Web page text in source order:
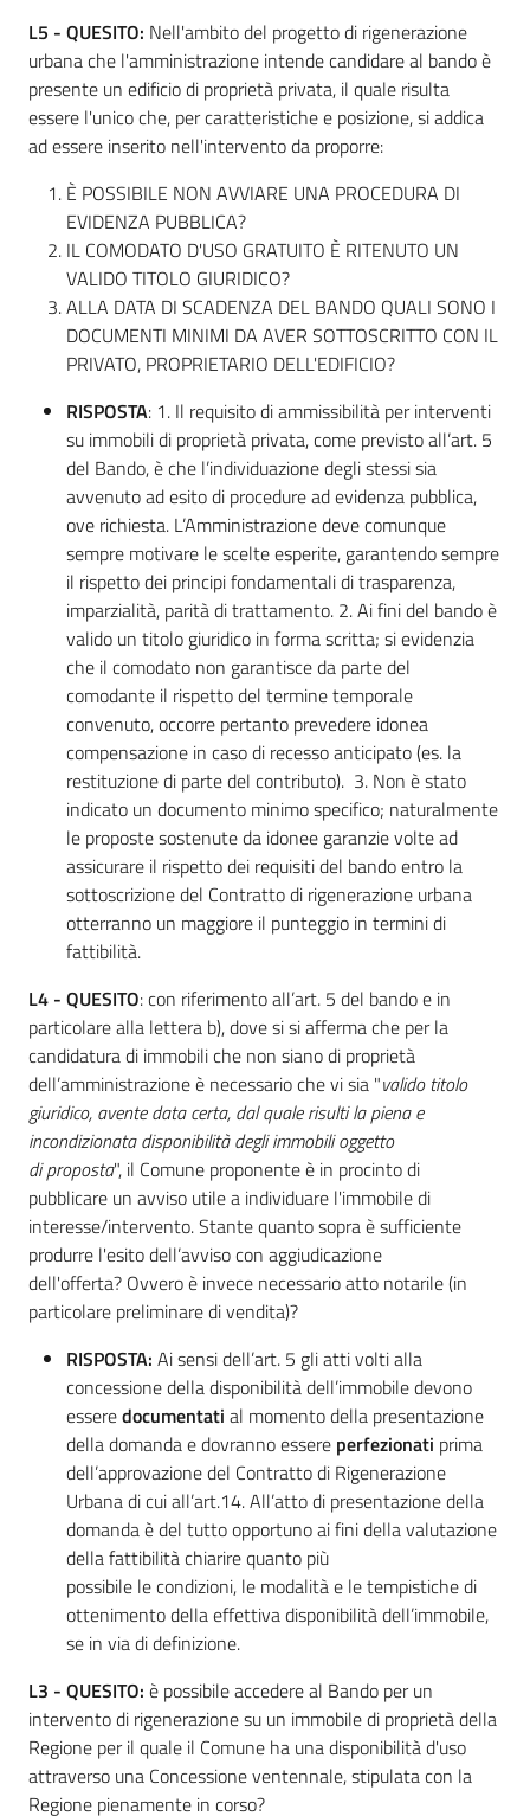
L5 - QUESITO: Nell'ambito del progetto di rigenerazione
urbana che l'amministrazione intende candidare al bando è
presente un edificio di proprietà privata, il quale risulta
essere l'unico che, per caratteristiche e posizione, si addica
ad essere inserito nell'intervento da proporre:
È POSSIBILE NON AVVIARE UNA PROCEDURA DI
EVIDENZA PUBBLICA?
IL COMODATO D'USO GRATUITO È RITENUTO UN
VALIDO TITOLO GIURIDICO?
ALLA DATA DI SCADENZA DEL BANDO QUALI SONO I
DOCUMENTI MINIMI DA AVER SOTTOSCRITTO CON IL
PRIVATO, PROPRIETARIO DELL'EDIFICIO?
RISPOSTA: 1. Il requisito di ammissibilità per interventi
su immobili di proprietà privata, come previsto all’art. 5
del Bando, è che l’individuazione degli stessi sia
avvenuto ad esito di procedure ad evidenza pubblica,
ove richiesta. L’Amministrazione deve comunque
sempre motivare le scelte esperite, garantendo sempre
il rispetto dei principi fondamentali di trasparenza,
imparzialità, parità di trattamento. 2. Ai fini del bando è
valido un titolo giuridico in forma scritta; si evidenzia
che il comodato non garantisce da parte del
comodante il rispetto del termine temporale
convenuto, occorre pertanto prevedere idonea
compensazione in caso di recesso anticipato (es. la
restituzione di parte del contributo). 3. Non è stato
indicato un documento minimo specifico; naturalmente
le proposte sostenute da idonee garanzie volte ad
assicurare il rispetto dei requisiti del bando entro la
sottoscrizione del Contratto di rigenerazione urbana
otterranno un maggiore il punteggio in termini di
fattibilità.
L4 - QUESITO: con riferimento all’art. 5 del bando e in
particolare alla lettera b), dove si si afferma che per la
candidatura di immobili che non siano di proprietà
dell’amministrazione è necessario che vi sia "valido titolo
giuridico, avente data certa, dal quale risulti la piena e
incondizionata disponibilità degli immobili oggetto
di proposta", il Comune proponente è in procinto di
pubblicare un avviso utile a individuare l'immobile di
interesse/intervento. Stante quanto sopra è sufficiente
produrre l'esito dell’avviso con aggiudicazione
dell'offerta? Ovvero è invece necessario atto notarile (in
particolare preliminare di vendita)?
RISPOSTA: Ai sensi dell’art. 5 gli atti volti alla
concessione della disponibilità dell’immobile devono
esseredocumentati al momento della presentazione
della domanda e dovranno essere perfezionati prima
dell’approvazione del Contratto di Rigenerazione
Urbana di cui all’art.14. All’atto di presentazione della
domanda è del tutto opportuno ai fini della valutazione
della fattibilità chiarire quanto più
possibile le condizioni, le modalità e le tempistiche di
ottenimento della effettiva disponibilità dell’immobile,
se in via di definizione.
L3 - QUESITO: è possibile accedere al Bando per un
intervento di rigenerazione su un immobile di proprietà della
Regione per il quale il Comune ha una disponibilità d'uso
attraverso una Concessione ventennale, stipulata con la
Regione pienamente in corso?